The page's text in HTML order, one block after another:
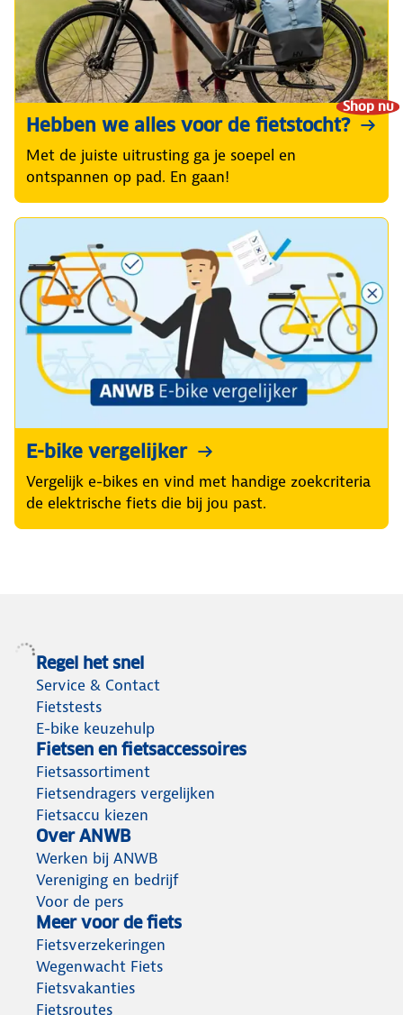
Shop nu
Hebben we alles voor de fietstocht?
Met de juiste uitrusting ga je soepel en
ontspannen op pad. En gaan!
E-bike vergelijker
Vergelijk e-bikes en vind met handige zoekcriteria
de elektrische fiets die bij jou past.
Regel het snel
Service & Contact
Fietstests
E-bike keuzehulp
Fietsen en fietsaccessoires
Fietsassortiment
Fietsendragers vergelijken
Fietsaccu kiezen
Over ANWB
Werken bij ANWB
Vereniging en bedrijf
Voor de pers
Meer voor de fiets
Fietsverzekeringen
Wegenwacht Fiets
Fietsvakanties
Fietsroutes